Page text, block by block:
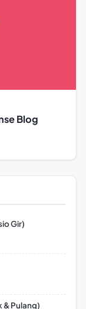
Blog
Gir)
& Pulang)